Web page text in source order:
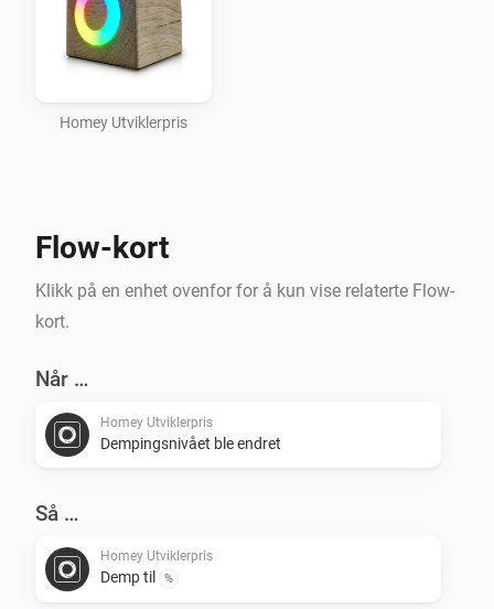
Homey Utviklerpris
Flow-kort
Klikk på en enhet ovenfor for å kun vise relaterte Flow-
kort.
Når …
Homey Utviklerpris
Dempingsnivået ble endret
Så …
Homey Utviklerpris
Demp til %